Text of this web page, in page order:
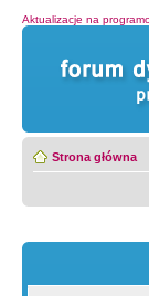
Aktualizacje na
Strona główna